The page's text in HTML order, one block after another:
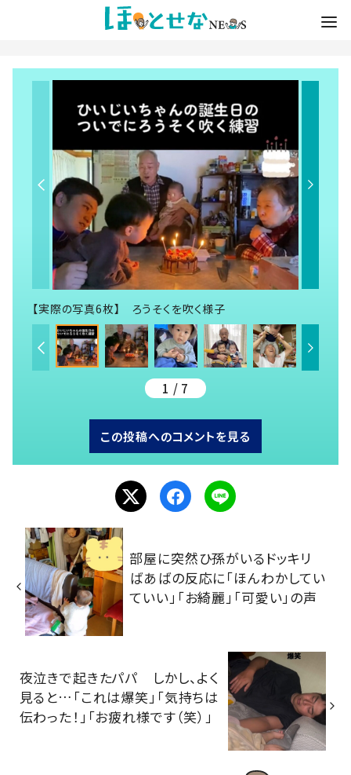
【実際の写真6枚】 ろうそくを吹く様子
1 / 7
この投稿へのコメントを見る
部屋に突然ひ孫がいるドッキリ
ばあばの反応に「ほんわかしてい
ていい」「お綺麗」「可愛い」の声
夜泣きで起きたパパ しかし、よく
見ると…「これは爆笑」「気持ちは
伝わった！」「お疲れ様です（笑）」